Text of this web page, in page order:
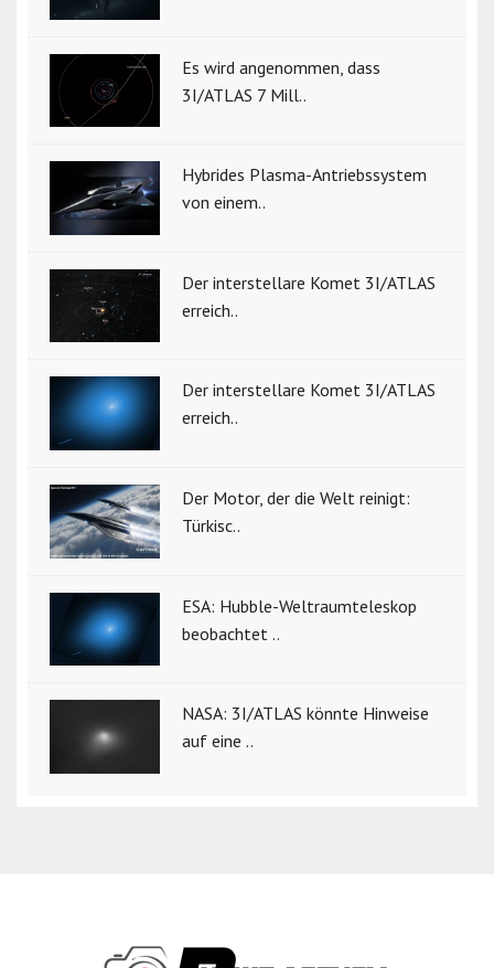
Es wird angenommen, dass
3I/ATLAS 7 Mill..
Hybrides Plasma-Antriebssystem
von einem..
Der interstellare Komet 3I/ATLAS
erreich..
Der interstellare Komet 3I/ATLAS
erreich..
Der Motor, der die Welt reinigt:
Türkisc..
ESA: Hubble-Weltraumteleskop
beobachtet ..
NASA: 3I/ATLAS könnte Hinweise
auf eine ..